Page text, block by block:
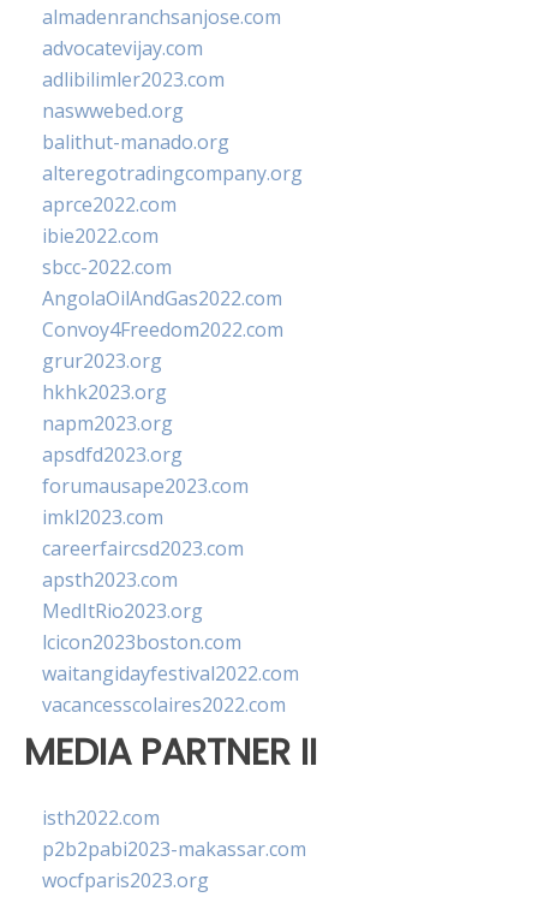
almadenranchsanjose.com
advocatevijay.com
adlibilimler2023.com
naswwebed.org
balithut-manado.org
alteregotradingcompany.org
aprce2022.com
ibie2022.com
sbcc-2022.com
AngolaOilAndGas2022.com
Convoy4Freedom2022.com
grur2023.org
hkhk2023.org
napm2023.org
apsdfd2023.org
forumausape2023.com
imkl2023.com
careerfaircsd2023.com
apsth2023.com
MedItRio2023.org
lcicon2023boston.com
waitangidayfestival2022.com
vacancesscolaires2022.com
MEDIA PARTNER II
isth2022.com
p2b2pabi2023-makassar.com
wocfparis2023.org